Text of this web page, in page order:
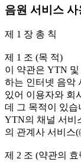
음원 서비스
제 1 장 총 칙
제 1 조 (목 적)
이 약관은 YTN
하는 인터넷 음악
있어 이용자와 회
데 그 목적이 있
YTN의 채널 서비
의 관계사 서비스
제 2 조 (약관의